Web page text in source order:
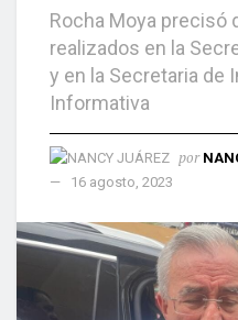
Rocha Moya precisó
realizados en la
y en la Secretaria de
Informativa
por
16 agosto, 2023